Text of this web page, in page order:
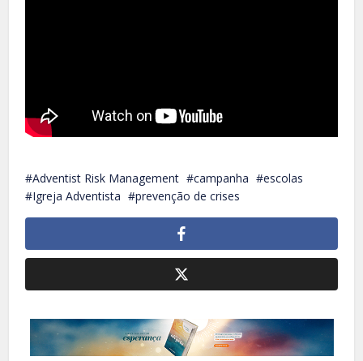
Adventist Risk Management campanha
escolas
Igreja Adventista
prevenção de crises